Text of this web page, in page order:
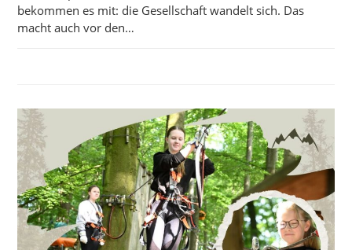
bekommen es mit: die Gesellschaft wandelt sich. Das
macht auch vor den…